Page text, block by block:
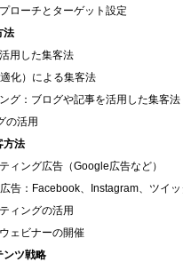
ローチとターゲット設定
法
用した集客法
化）による集客法
グ：ブログや記事を活用した集客法
の活用
方法
ィング広告（Google広告など）
告：Facebook、Instagram、ツイ
ィングの活用
ェビナーの開催
ンツ戦略